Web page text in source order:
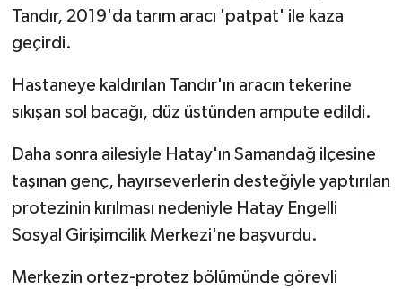
Tandır, 2019'da tarım aracı 'patpat' ile kaza
geçirdi.
Hastaneye kaldırılan Tandır'ın aracın tekerine
sıkışan sol bacağı, düz üstünden ampute edildi.
Daha sonra ailesiyle Hatay'ın Samandağ ilçesine
taşınan genç, hayırseverlerin desteğiyle yaptırılan
protezinin kırılması nedeniyle Hatay Engelli
Sosyal Girişimcilik Merkezi'ne başvurdu.
Merkezin ortez-protez bölümünde görevli